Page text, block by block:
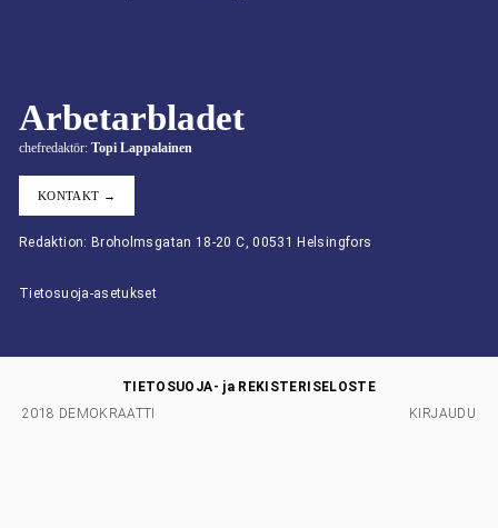
Arbetarbladet
chefredaktör: Topi Lappalainen
KONTAKT →
Redaktion: Broholmsgatan 18-20 C, 00531 Helsingfors
Tietosuoja-asetukset
2018 DEMOKRAATTI
TIETOSUOJA- ja REKISTERISELOSTE
KIRJAUDU